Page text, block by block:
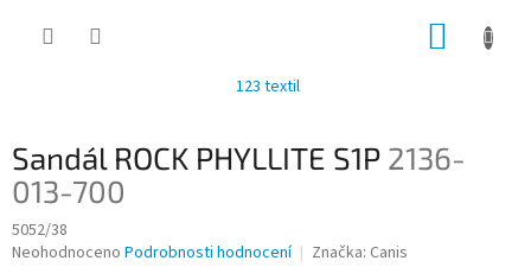
123 textil
Sandál ROCK PHYLLITE S1P 2136-
013-700
5052/38
Průměrné
Neohodnoceno Podrobnosti hodnocení Značka: Canis